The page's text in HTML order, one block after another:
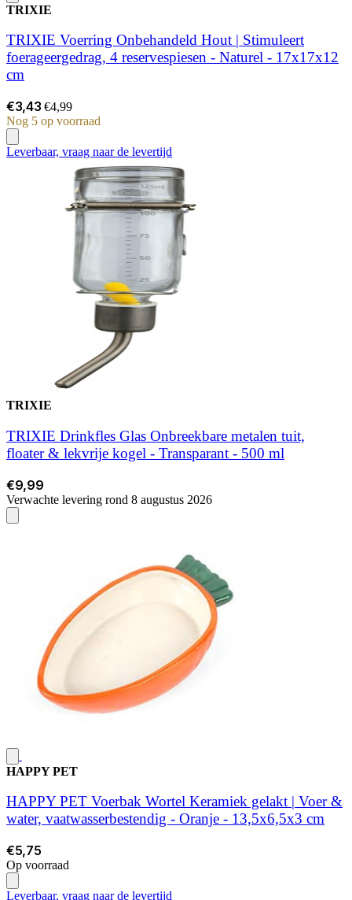
TRIXIE
TRIXIE Voerring Onbehandeld Hout | Stimuleert
foerageergedrag, 4 reservespiesen - Naturel - 17x17x12
cm
€3,43 €4,99
Nog 5 op voorraad
Leverbaar, vraag naar de levertijd
TRIXIE
TRIXIE Drinkfles Glas Onbreekbare metalen tuit,
floater & lekvrije kogel - Transparant - 500 ml
€9,99
Verwachte levering rond 8 augustus 2026
HAPPY PET
HAPPY PET Voerbak Wortel Keramiek gelakt | Voer &
water, vaatwasserbestendig - Oranje - 13,5x6,5x3 cm
€5,75
Op voorraad
Leverbaar, vraag naar de levertijd